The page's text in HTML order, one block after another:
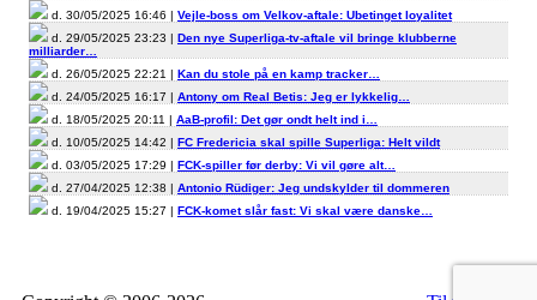
d. 30/05/2025 16:46 | Vejle-boss om Velkov-aftale: Ubetinget loyalitet
d. 29/05/2025 23:23 | Den nye Superliga-tv-aftale vil bringe klubberne
milliarder…
d. 26/05/2025 22:21 | Kan du stole på en kamp tracker…
d. 24/05/2025 16:17 | Antony om Real Betis: Jeg er lykkelig…
d. 18/05/2025 20:11 | AaB-profil: Det gør ondt helt ind i…
d. 10/05/2025 14:42 | FC Fredericia skal spille Superliga: Helt vildt
d. 03/05/2025 17:29 | FCK-spiller før derby: Vi vil gøre alt…
d. 27/04/2025 12:38 | Antonio Rüdiger: Jeg undskylder til dommeren
d. 19/04/2025 15:27 | FCK-komet slår fast: Vi skal være danske…